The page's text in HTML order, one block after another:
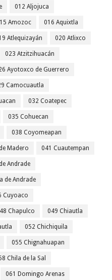
012 Aljojuca
Amozoc 016 Aquixtla
Atlequizayán 020 Atlixco
023 Atzitzihuacán
Ayotoxco de Guerrero
Camocuautla
032 Coatepec
035 Cohuecan
038 Coyomeapan
Madero 041 Cuautempan
Andrade
de Andrade
Cuyoaco
Chapulco 049 Chiautla
052 Chichiquila
055 Chignahuapan
Chila de la Sal
061 Domingo Arenas